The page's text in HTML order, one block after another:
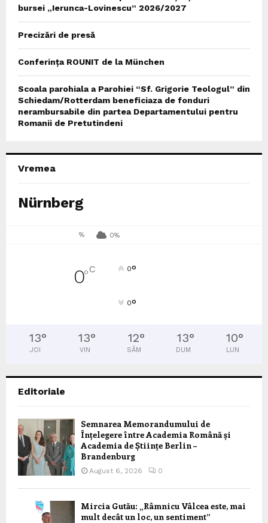
bursei „Ierunca-Lovinescu” 2026/2027
Precizări de presă
Conferința ROUNIT de la München
Scoala parohiala a Parohiei “Sf. Grigorie Teologul” din
Schiedam/Rotterdam beneficiaza de fonduri
nerambursabile din partea Departamentului pentru
Romanii de Pretutindeni
Vremea
Nürnberg
% 0%
0°C 0°
0°
13°
JOI
13°
VIN
12°
SÂM
13°
DUM
10°
LUN
Editoriale
Semnarea Memorandumului de
Înțelegere între Academia Română și
Academia de Științe Berlin –
Brandenburg
August 6, 2026 0
Mircia Gutău: „Râmnicu Vâlcea este, mai
mult decât un loc, un sentiment”